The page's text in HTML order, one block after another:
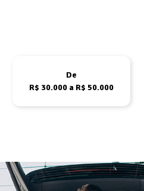
De
R$ 30.000 a R$ 50.000